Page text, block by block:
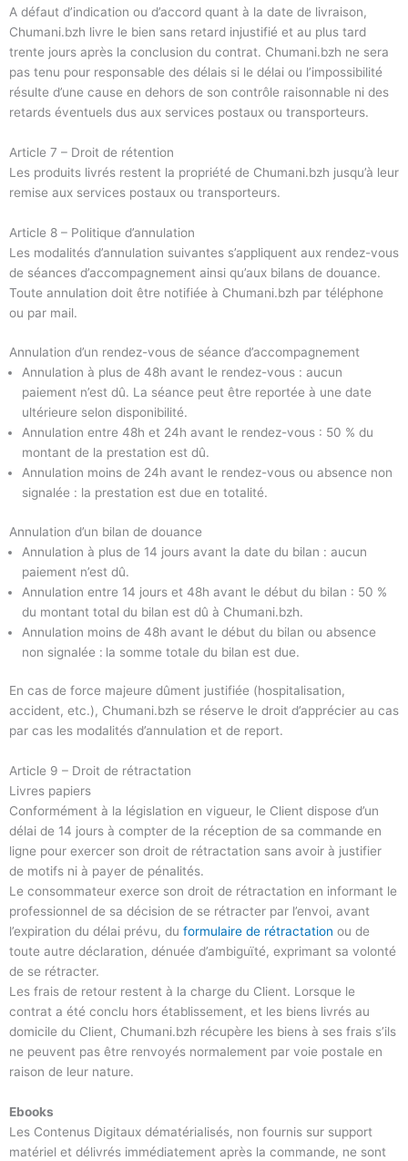
A défaut d’indication ou d’accord quant à la date de livraison,
Chumani.bzh livre le bien sans retard injustifié et au plus tard
trente jours après la conclusion du contrat. Chumani.bzh ne sera
pas tenu pour responsable des délais si le délai ou l’impossibilité
résulte d’une cause en dehors de son contrôle raisonnable ni des
retards éventuels dus aux services postaux ou transporteurs.
Article 7 – Droit de rétention
Les produits livrés restent la propriété de Chumani.bzh jusqu’à leur
remise aux services postaux ou transporteurs.
Article 8 – Politique d’annulation
Les modalités d’annulation suivantes s’appliquent aux rendez-vous
de séances d’accompagnement ainsi qu’aux bilans de douance.
Toute annulation doit être notifiée à Chumani.bzh par téléphone
ou par mail.
Annulation d’un rendez-vous de séance d’accompagnement
Annulation à plus de 48h avant le rendez-vous : aucun
paiement n’est dû. La séance peut être reportée à une date
ultérieure selon disponibilité.
Annulation entre 48h et 24h avant le rendez-vous : 50 % du
montant de la prestation est dû.
Annulation moins de 24h avant le rendez-vous ou absence non
signalée : la prestation est due en totalité.
Annulation d’un bilan de douance
Annulation à plus de 14 jours avant la date du bilan : aucun
paiement n’est dû.
Annulation entre 14 jours et 48h avant le début du bilan : 50 %
du montant total du bilan est dû à Chumani.bzh.
Annulation moins de 48h avant le début du bilan ou absence
non signalée : la somme totale du bilan est due.
En cas de force majeure dûment justifiée (hospitalisation,
accident, etc.), Chumani.bzh se réserve le droit d’apprécier au cas
par cas les modalités d’annulation et de report.
Article 9 – Droit de rétractation
Livres papiers
Conformément à la législation en vigueur, le Client dispose d’un
délai de 14 jours à compter de la réception de sa commande en
ligne pour exercer son droit de rétractation sans avoir à justifier
de motifs ni à payer de pénalités.
Le consommateur exerce son droit de rétractation en informant le
professionnel de sa décision de se rétracter par l’envoi, avant
l’expiration du délai prévu, du formulaire de rétractation ou de
toute autre déclaration, dénuée d’ambiguïté, exprimant sa volonté
de se rétracter.
Les frais de retour restent à la charge du Client. Lorsque le
contrat a été conclu hors établissement, et les biens livrés au
domicile du Client, Chumani.bzh récupère les biens à ses frais s’ils
ne peuvent pas être renvoyés normalement par voie postale en
raison de leur nature.
Ebooks
Les Contenus Digitaux dématérialisés, non fournis sur support
matériel et délivrés immédiatement après la commande, ne sont